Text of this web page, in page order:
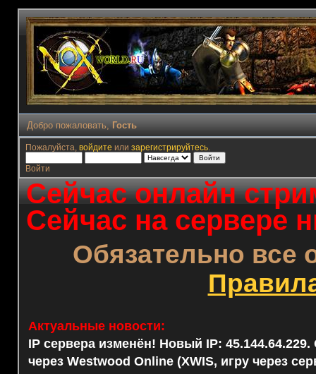
Добро пожаловать, Гость
Пожалуйста, войдите или зарегистрируйтесь.
Войти
Сейчас онлайн
Сейчас на сервере
Обязательно все
Актуальные новости:
IP сервера изменён! Новый IP: 45.144.64.229.
через Westwood Online (XWIS, игру через